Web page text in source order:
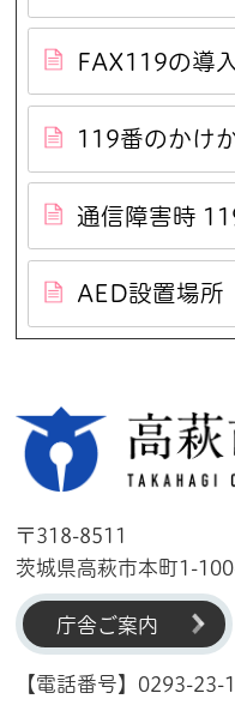
FAX119の導
119番のかけ
通信障害時
AED設置場所
〒318-8511
茨城県高萩市本町1-
庁舎ご案内
【電話番号】0293-23-